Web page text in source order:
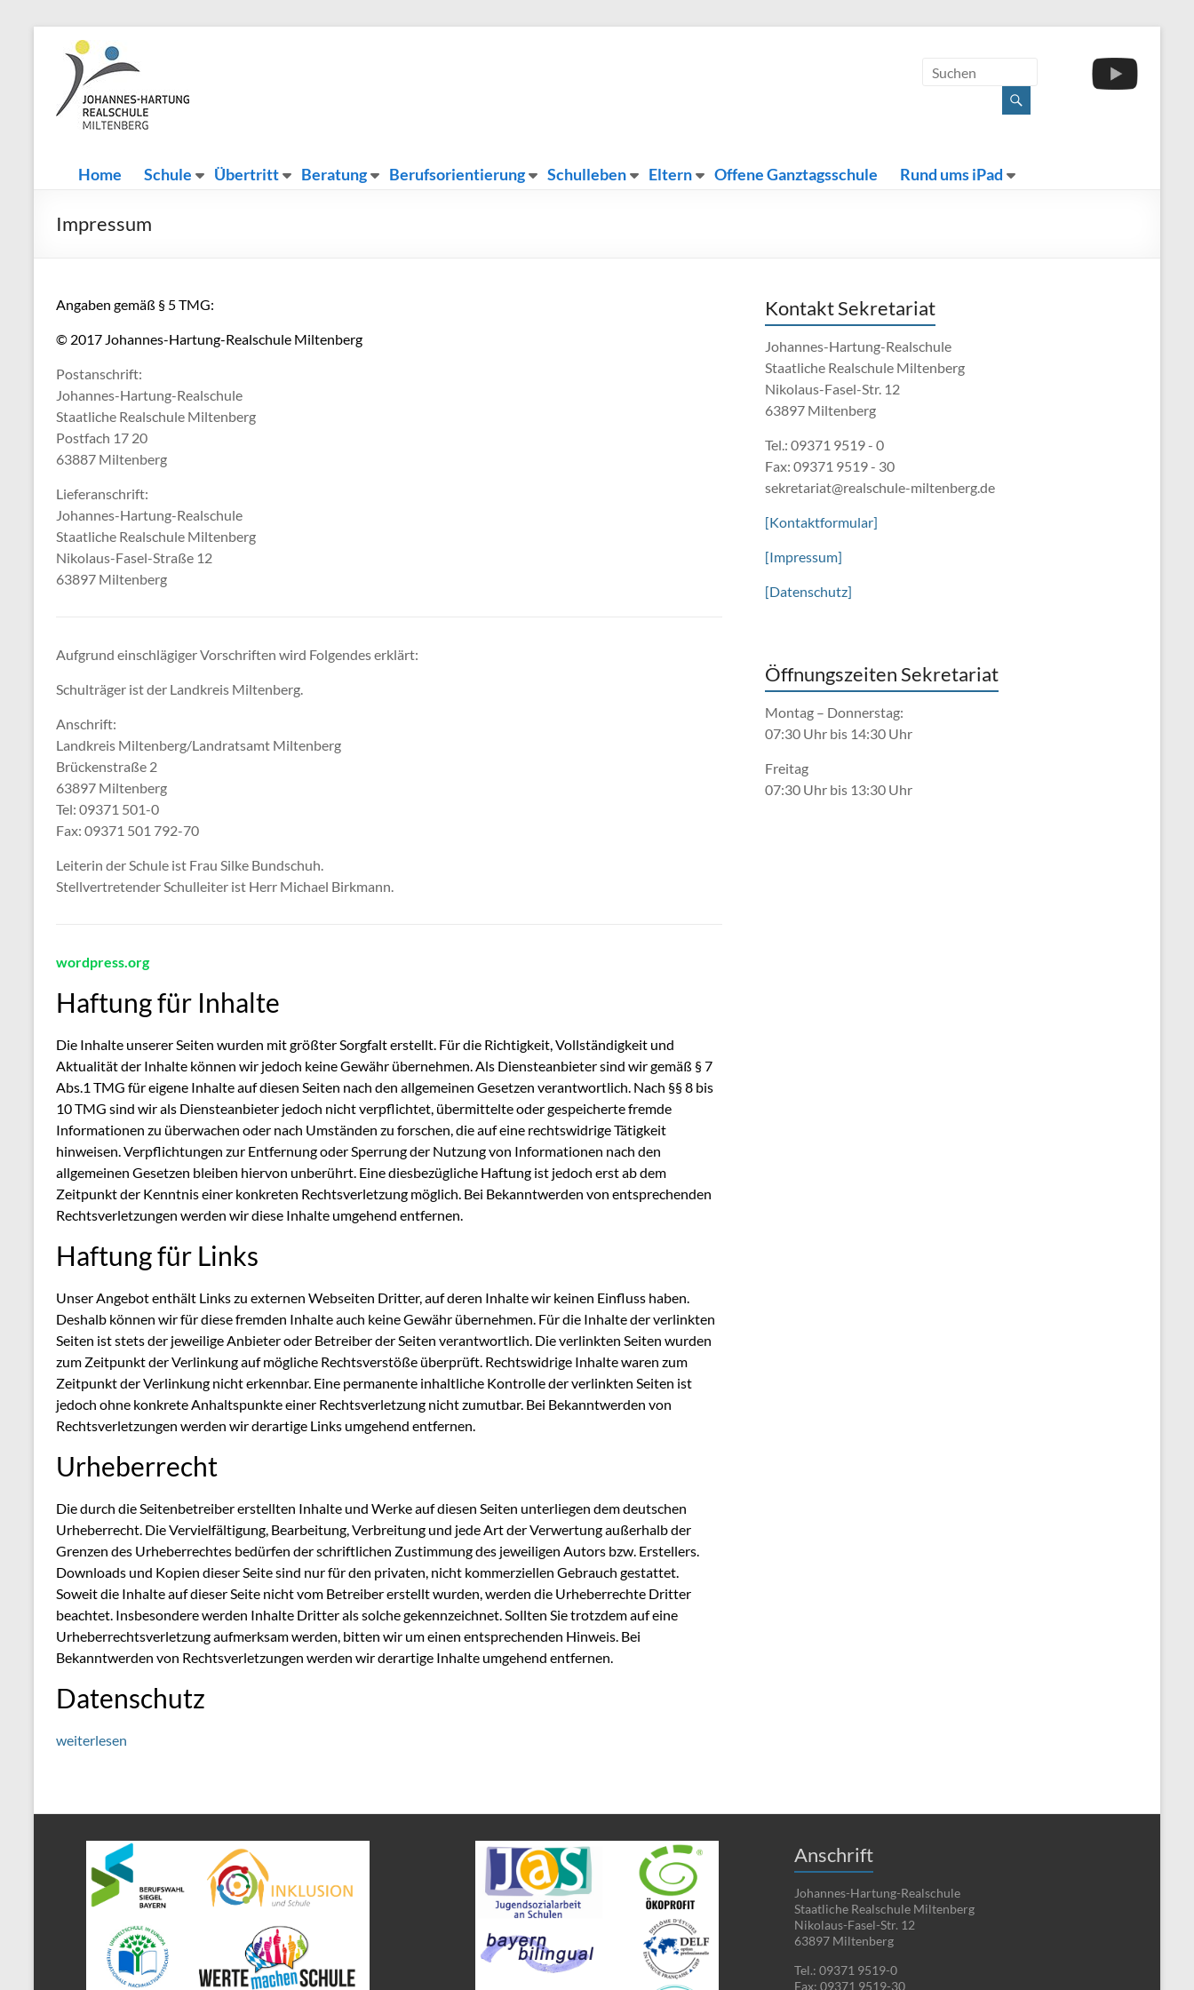
Inhalt
springenJohannes-
Hartung-
Realschule
Miltenberg
Herzlich
Willkommen
Home Schule Übertritt Beratung Berufsorientierung Schulleben Eltern Offene Ganztagsschule Rund ums iPad
Impressum
Angaben gemäß § 5 TMG:
© 2017 Johannes-Hartung-Realschule Miltenberg
Postanschrift:
Johannes-Hartung-Realschule
Staatliche Realschule Miltenberg
Postfach 17 20
63887 Miltenberg
Lieferanschrift:
Johannes-Hartung-Realschule
Staatliche Realschule Miltenberg
Nikolaus-Fasel-Straße 12
63897 Miltenberg
Aufgrund einschlägiger Vorschriften wird Folgendes erklärt:
Schulträger ist der Landkreis Miltenberg.
Anschrift:
Landkreis Miltenberg/Landratsamt Miltenberg
Brückenstraße 2
63897 Miltenberg
Tel: 09371 501-0
Fax: 09371 501 792-70
Leiterin der Schule ist Frau Silke Bundschuh.
Stellvertretender Schulleiter ist Herr Michael Birkmann.
wordpress.org
Haftung für Inhalte
Die Inhalte unserer Seiten wurden mit größter Sorgfalt erstellt. Für die Richtigkeit, Vollständigkeit und
Aktualität der Inhalte können wir jedoch keine Gewähr übernehmen. Als Diensteanbieter sind wir gemäß § 7
Abs.1 TMG für eigene Inhalte auf diesen Seiten nach den allgemeinen Gesetzen verantwortlich. Nach §§ 8 bis
10 TMG sind wir als Diensteanbieter jedoch nicht verpflichtet, übermittelte oder gespeicherte fremde
Informationen zu überwachen oder nach Umständen zu forschen, die auf eine rechtswidrige Tätigkeit
hinweisen. Verpflichtungen zur Entfernung oder Sperrung der Nutzung von Informationen nach den
allgemeinen Gesetzen bleiben hiervon unberührt. Eine diesbezügliche Haftung ist jedoch erst ab dem
Zeitpunkt der Kenntnis einer konkreten Rechtsverletzung möglich. Bei Bekanntwerden von entsprechenden
Rechtsverletzungen werden wir diese Inhalte umgehend entfernen.
Haftung für Links
Unser Angebot enthält Links zu externen Webseiten Dritter, auf deren Inhalte wir keinen Einfluss haben.
Deshalb können wir für diese fremden Inhalte auch keine Gewähr übernehmen. Für die Inhalte der verlinkten
Seiten ist stets der jeweilige Anbieter oder Betreiber der Seiten verantwortlich. Die verlinkten Seiten wurden
zum Zeitpunkt der Verlinkung auf mögliche Rechtsverstöße überprüft. Rechtswidrige Inhalte waren zum
Zeitpunkt der Verlinkung nicht erkennbar. Eine permanente inhaltliche Kontrolle der verlinkten Seiten ist
jedoch ohne konkrete Anhaltspunkte einer Rechtsverletzung nicht zumutbar. Bei Bekanntwerden von
Rechtsverletzungen werden wir derartige Links umgehend entfernen.
Urheberrecht
Die durch die Seitenbetreiber erstellten Inhalte und Werke auf diesen Seiten unterliegen dem deutschen
Urheberrecht. Die Vervielfältigung, Bearbeitung, Verbreitung und jede Art der Verwertung außerhalb der
Grenzen des Urheberrechtes bedürfen der schriftlichen Zustimmung des jeweiligen Autors bzw. Erstellers.
Downloads und Kopien dieser Seite sind nur für den privaten, nicht kommerziellen Gebrauch gestattet.
Soweit die Inhalte auf dieser Seite nicht vom Betreiber erstellt wurden, werden die Urheberrechte Dritter
beachtet. Insbesondere werden Inhalte Dritter als solche gekennzeichnet. Sollten Sie trotzdem auf eine
Urheberrechtsverletzung aufmerksam werden, bitten wir um einen entsprechenden Hinweis. Bei
Bekanntwerden von Rechtsverletzungen werden wir derartige Inhalte umgehend entfernen.
Datenschutz
weiterlesen
Kontakt Sekretariat
Johannes-Hartung-Realschule
Staatliche Realschule Miltenberg
Nikolaus-Fasel-Str. 12
63897 Miltenberg
Tel.: 09371 9519 - 0
Fax: 09371 9519 - 30
sekretariat@realschule-miltenberg.de
[Kontaktformular]
[Impressum]
[Datenschutz]
Öffnungszeiten Sekretariat
Montag – Donnerstag:
07:30 Uhr bis 14:30 Uhr
Freitag
07:30 Uhr bis 13:30 Uhr
Anschrift
Johannes-Hartung-Realschule
Staatliche Realschule Miltenberg
Nikolaus-Fasel-Str. 12
63897 Miltenberg
Tel.: 09371 9519-0
Fax: 09371 9519-30